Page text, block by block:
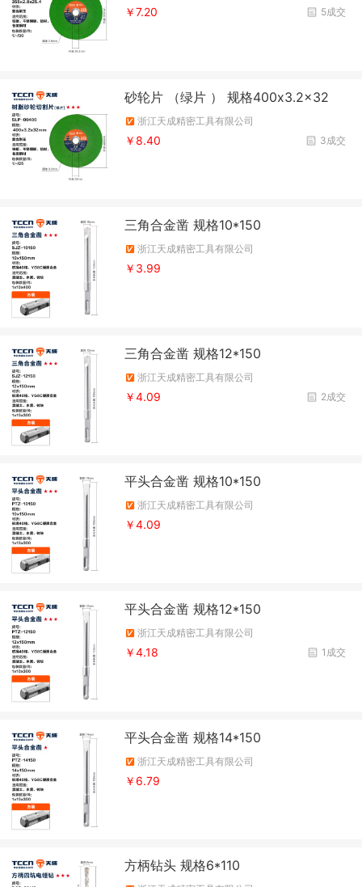
5成交
￥7.20
砂轮片 （绿片 ） 规格400x3.2x32
浙江天成精密工具有限公司
3成交
￥8.40
三角合金凿 规格10*150
浙江天成精密工具有限公司
￥3.99
三角合金凿 规格12*150
浙江天成精密工具有限公司
2成交
￥4.09
平头合金凿 规格10*150
浙江天成精密工具有限公司
￥4.09
平头合金凿 规格12*150
浙江天成精密工具有限公司
1成交
￥4.18
平头合金凿 规格14*150
浙江天成精密工具有限公司
￥6.79
方柄钻头 规格6*110